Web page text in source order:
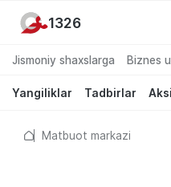
Jismoniy shaxslarga Biznes
Yangiliklar Tadbirlar
1326
Matbuot markazi